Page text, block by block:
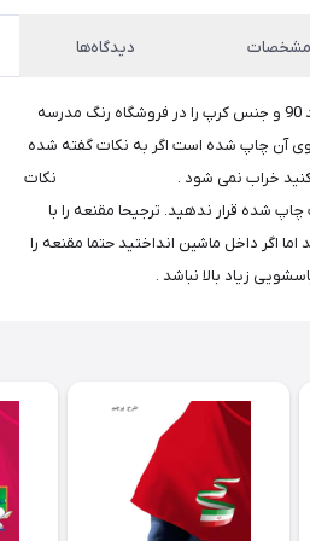
مشخصات دیدگاه‌ها
مقنعه ی طرحدارچاپی خردلی با قد 90 و جنس کرپ را در فروشگاه رنگ مدرسه
آن چاپ شده است اگر به نکات گفته شده
کنید خراب نمی شود . نکات
شده قرار ندهید. ترجیحا مقنعه را با
اگر داخل ماشین انداختید حتما مقنعه را
زیاد بالا نباشد .